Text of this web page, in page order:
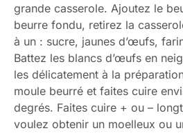
grande casserole. Ajoutez le
beurre fondu, retirez la
à un : sucre, jaunes d’œufs,
Battez les blancs d’œufs en
les délicatement à la
moule beurré et faites cuire
degrés. Faites cuire + ou –
voulez obtenir un moelleux ou